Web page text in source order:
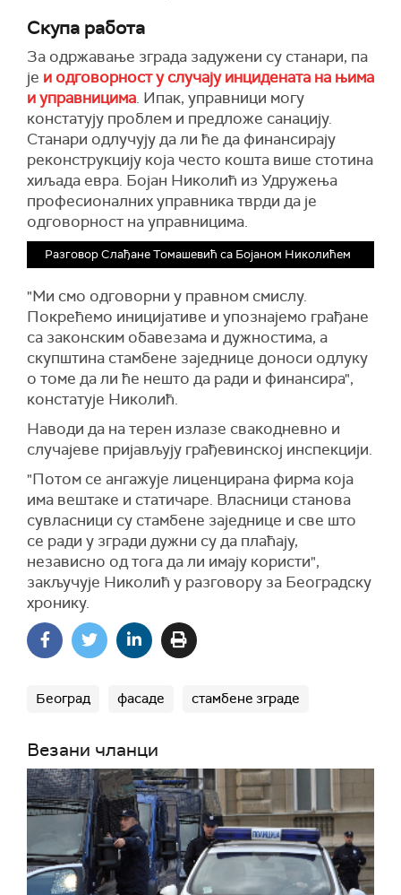
Скупа работа
За одржавање зграда задужени су станари, па
је и одговорност у случају инцидената на њима
и управницима. Ипак, управници могу
констатују проблем и предложе санацију.
Станари одлучују да ли ће да финансирају
реконструкцију која често кошта више стотина
хиљада евра. Бојан Николић из Удружења
професионалних управника тврди да је
одговорност на управницима.
Разговор Слађане Томашевић са Бојаном Николићем
"Ми смо одговорни у правном смислу.
Покрећемо иницијативе и упознајемо грађане
са законским обавезама и дужностима, а
скупштина стамбене заједнице доноси одлуку
о томе да ли ће нешто да ради и финансира",
констатује Николић.
Наводи да на терен излазе свакодневно и
случајеве пријављују грађевинској инспекцији.
"Потом се ангажује лиценцирана фирма која
има вештаке и статичаре. Власници станова
сувласници су стамбене заједнице и све што
се ради у згради дужни су да плаћају,
независно од тога да ли имају користи",
закључује Николић у разговору за Београдску
хронику.
Београд фасаде стамбене зграде
Везани чланци